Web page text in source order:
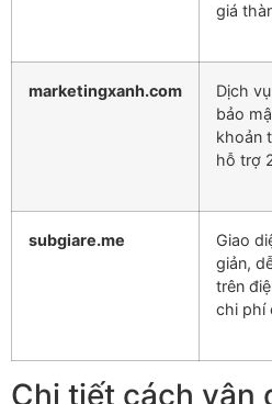
giá
marketingxanh.com
Dịch
bảo
khoản
hỗ trợ
subgiare.me
Giao
giản,
trên
chi phí
Chi tiết cách vận